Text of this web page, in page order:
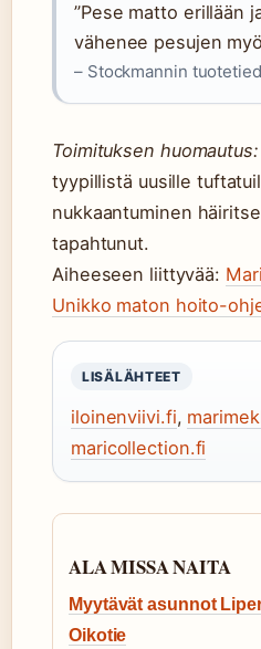
”Pese matto erillään
vähenee pesujen
– Stockmannin
Toimituksen huomautus:
tyypillistä uusille
nukkaantuminen
tapahtunut.
Aiheeseen liittyvää:
Unikko maton hoito-
LISÄLÄHTEET
iloinenviivi.fi,
maricollection.fi
ALA MISSA NAITA
Myytävät asunnot
Oikotie